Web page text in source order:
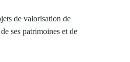
de valorisation de
ses patrimoines et de